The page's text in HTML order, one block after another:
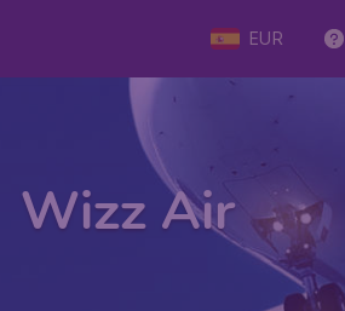
EUR
Wizz Air